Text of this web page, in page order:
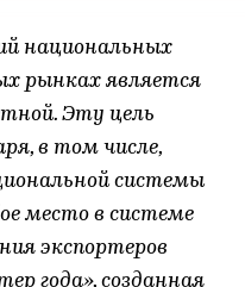
национальных
рынках является
Эту цель
в том числе,
системы
место в системе
экспортеров
года», созданная